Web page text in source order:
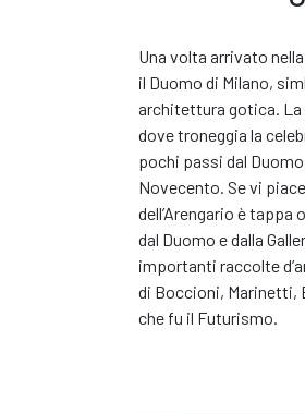
Una volta arrivato
il Duomo di Milano,
architettura gotica. La
dove troneggia la
pochi passi dal Duomo
Novecento. Se vi
dell’Arengario è tappa
dal Duomo e dalla
importanti raccolte
di Boccioni, Marinetti,
che fu il Futurismo.